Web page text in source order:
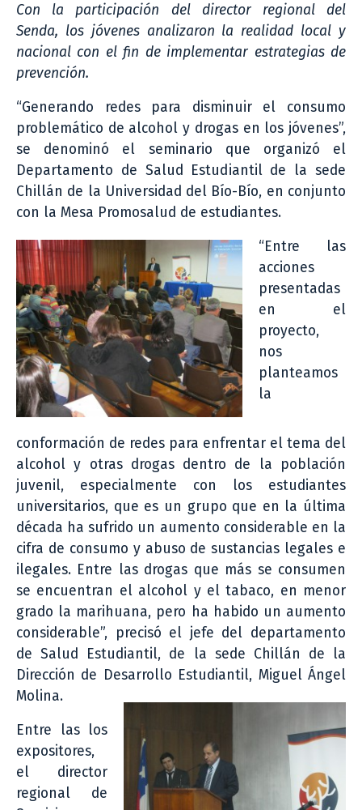
Con la participación del director regional del
Senda, los jóvenes analizaron la realidad local y
nacional con el fin de implementar estrategias de
prevención.
“Generando redes para disminuir el consumo
problemático de alcohol y drogas en los jóvenes”,
se denominó el seminario que organizó el
Departamento de Salud Estudiantil de la sede
Chillán de la Universidad del Bío-Bío, en conjunto
con la Mesa Promosalud de estudiantes.
“Entre las
acciones
presentadas
en el
proyecto,
nos
planteamos
la
conformación de redes para enfrentar el tema del
alcohol y otras drogas dentro de la población
juvenil, especialmente con los estudiantes
universitarios, que es un grupo que en la última
década ha sufrido un aumento considerable en la
cifra de consumo y abuso de sustancias legales e
ilegales. Entre las drogas que más se consumen
se encuentran el alcohol y el tabaco, en menor
grado la marihuana, pero ha habido un aumento
considerable”, precisó el jefe del departamento
de Salud Estudiantil, de la sede Chillán de la
Dirección de Desarrollo Estudiantil, Miguel Ángel
Molina.
Entre las los
expositores,
el director
regional de